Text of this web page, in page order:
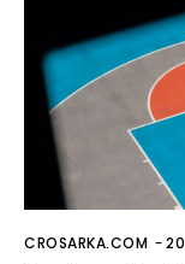
CROSARKA.COM -